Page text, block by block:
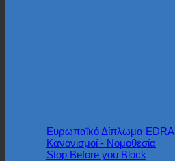
Ευρωπαϊκό Δίπλωμα EDRA
Κανονισμοί - Νομοθεσία
Stop Before you Block